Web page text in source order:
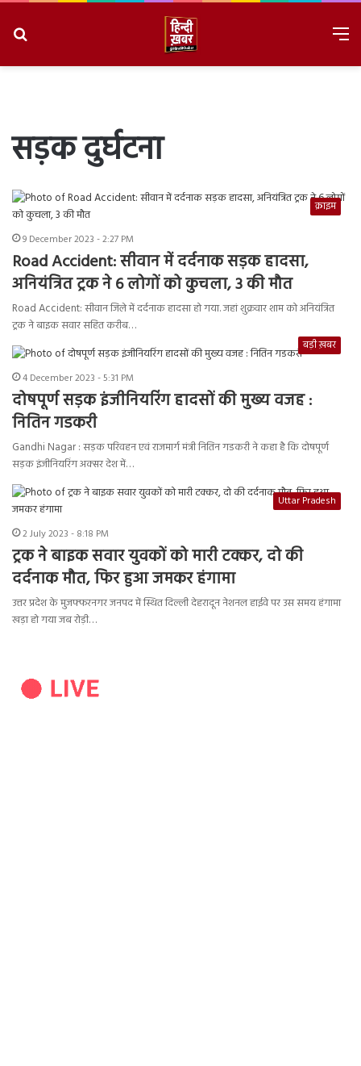
सड़क दुर्घटना
क्राइम
9 December 2023 - 2:27 PM
Road Accident: सीवान में दर्दनाक सड़क हादसा,
अनियंत्रित ट्रक ने 6 लोगों को कुचला, 3 की मौत
Road Accident: सीवान जिले में दर्दनाक हादसा हो गया. जहां शुक्रवार शाम को अनियंत्रित
ट्रक ने बाइक सवार सहित करीब…
बड़ी ख़बर
4 December 2023 - 5:31 PM
दोषपूर्ण सड़क इंजीनियरिंग हादसों की मुख्य वजह :
नितिन गडकरी
Gandhi Nagar : सड़क परिवहन एवं राजमार्ग मंत्री नितिन गडकरी ने कहा है कि दोषपूर्ण
सड़क इंजीनियरिंग अक्सर देश में…
Uttar Pradesh
2 July 2023 - 8:18 PM
ट्रक ने बाइक सवार युवकों को मारी टक्कर, दो की
दर्दनाक मौत, फिर हुआ जमकर हंगामा
उत्तर प्रदेश के मुजफ्फरनगर जनपद में स्थित दिल्ली देहरादून नेशनल हाईवे पर उस समय हंगामा
खड़ा हो गया जब रोड़ी…